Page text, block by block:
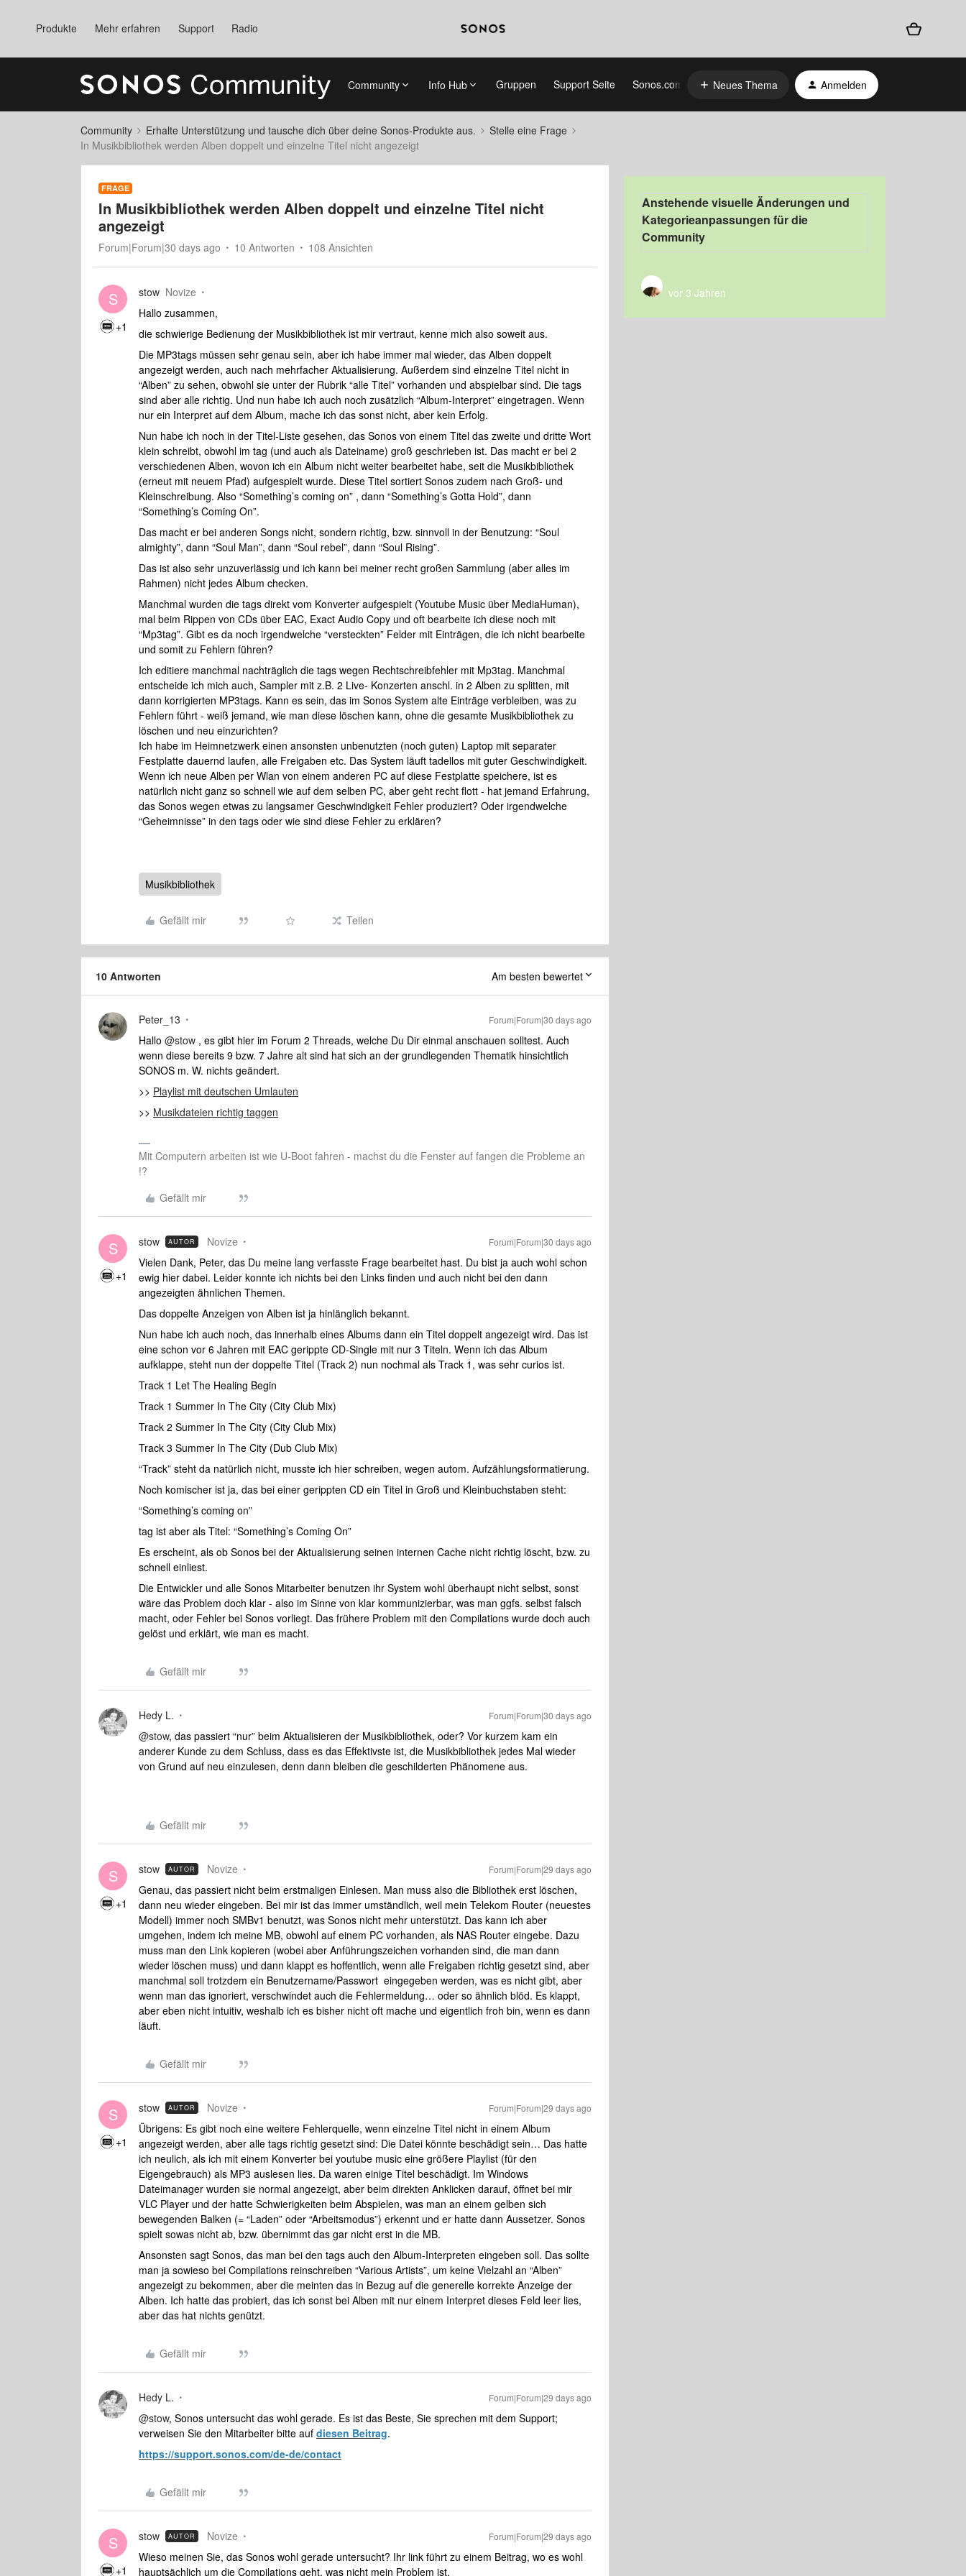
Produkte Mehr erfahren Support Radio
Community Info Hub Gruppen Support Seite Sonos.com Neues Thema Anmelden
Community Erhalte Unterstützung und tausche dich über deine Sonos-Produkte aus.
Stelle eine Frage
In Musikbibliothek werden Alben doppelt und einzelne Titel nicht angezeigt
FRAGE
In Musikbibliothek werden Alben doppelt und einzelne Titel nicht
angezeigt
Forum|Forum|30 days ago 10 Antworten 108 Ansichten
S
+1
stow Novize
Hallo zusammen,
die schwierige Bedienung der Musikbibliothek ist mir vertraut, kenne mich also soweit aus.
Die MP3tags müssen sehr genau sein, aber ich habe immer mal wieder, das Alben doppelt
angezeigt werden, auch nach mehrfacher Aktualisierung. Außerdem sind einzelne Titel nicht in
“Alben” zu sehen, obwohl sie unter der Rubrik “alle Titel” vorhanden und abspielbar sind. Die tags
sind aber alle richtig. Und nun habe ich auch noch zusätzlich “Album-Interpret” eingetragen. Wenn
nur ein Interpret auf dem Album, mache ich das sonst nicht, aber kein Erfolg.
Nun habe ich noch in der Titel-Liste gesehen, das Sonos von einem Titel das zweite und dritte Wort
klein schreibt, obwohl im tag (und auch als Dateiname) groß geschrieben ist. Das macht er bei 2
verschiedenen Alben, wovon ich ein Album nicht weiter bearbeitet habe, seit die Musikbibliothek
(erneut mit neuem Pfad) aufgespielt wurde. Diese Titel sortiert Sonos zudem nach Groß- und
Kleinschreibung. Also “Something’s coming on” , dann “Something’s Gotta Hold”, dann
“Something’s Coming On”.
Das macht er bei anderen Songs nicht, sondern richtig, bzw. sinnvoll in der Benutzung: “Soul
almighty”, dann “Soul Man”, dann “Soul rebel”, dann “Soul Rising”.
Das ist also sehr unzuverlässig und ich kann bei meiner recht großen Sammlung (aber alles im
Rahmen) nicht jedes Album checken.
Manchmal wurden die tags direkt vom Konverter aufgespielt (Youtube Music über MediaHuman),
mal beim Rippen von CDs über EAC, Exact Audio Copy und oft bearbeite ich diese noch mit
“Mp3tag”. Gibt es da noch irgendwelche “versteckten” Felder mit Einträgen, die ich nicht bearbeite
und somit zu Fehlern führen?
Ich editiere manchmal nachträglich die tags wegen Rechtschreibfehler mit Mp3tag. Manchmal
entscheide ich mich auch, Sampler mit z.B. 2 Live- Konzerten anschl. in 2 Alben zu splitten, mit
dann korrigierten MP3tags. Kann es sein, das im Sonos System alte Einträge verbleiben, was zu
Fehlern führt - weiß jemand, wie man diese löschen kann, ohne die gesamte Musikbibliothek zu
löschen und neu einzurichten?
Ich habe im Heimnetzwerk einen ansonsten unbenutzten (noch guten) Laptop mit separater
Festplatte dauernd laufen, alle Freigaben etc. Das System läuft tadellos mit guter Geschwindigkeit.
Wenn ich neue Alben per Wlan von einem anderen PC auf diese Festplatte speichere, ist es
natürlich nicht ganz so schnell wie auf dem selben PC, aber geht recht flott - hat jemand Erfahrung,
das Sonos wegen etwas zu langsamer Geschwindigkeit Fehler produziert? Oder irgendwelche
“Geheimnisse” in den tags oder wie sind diese Fehler zu erklären?
Musikbibliothek
Gefällt mir Teilen
10 Antworten Am besten bewertet
Peter_13 Forum|Forum|30 days ago
Hallo ​ @stow , es gibt hier im Forum 2 Threads, welche Du Dir einmal anschauen solltest. Auch
wenn diese bereits 9 bzw. 7 Jahre alt sind hat sich an der grundlegenden Thematik hinsichtlich
SONOS m. W. nichts geändert.
>> Playlist mit deutschen Umlauten
>> Musikdateien richtig taggen
Mit Computern arbeiten ist wie U-Boot fahren - machst du die Fenster auf fangen die Probleme an
!?
Gefällt mir
S
+1
stow AUTOR Novize Forum|Forum|30 days ago
Vielen Dank, Peter, das Du meine lang verfasste Frage bearbeitet hast. Du bist ja auch wohl schon
ewig hier dabei. Leider konnte ich nichts bei den Links finden und auch nicht bei den dann
angezeigten ähnlichen Themen.
Das doppelte Anzeigen von Alben ist ja hinlänglich bekannt.
Nun habe ich auch noch, das innerhalb eines Albums dann ein Titel doppelt angezeigt wird. Das ist
eine schon vor 6 Jahren mit EAC gerippte CD-Single mit nur 3 Titeln. Wenn ich das Album
aufklappe, steht nun der doppelte Titel (Track 2) nun nochmal als Track 1, was sehr curios ist.
Track 1 Let The Healing Begin
Track 1 Summer In The City (City Club Mix)
Track 2 Summer In The City (City Club Mix)
Track 3 Summer In The City (Dub Club Mix)
“Track” steht da natürlich nicht, musste ich hier schreiben, wegen autom. Aufzählungsformatierung.
Noch komischer ist ja, das bei einer gerippten CD ein Titel in Groß und Kleinbuchstaben steht:
“Something’s coming on”
tag ist aber als Titel: “Something’s Coming On”
Es erscheint, als ob Sonos bei der Aktualisierung seinen internen Cache nicht richtig löscht, bzw. zu
schnell einliest.
Die Entwickler und alle Sonos Mitarbeiter benutzen ihr System wohl überhaupt nicht selbst, sonst
wäre das Problem doch klar - also im Sinne von klar kommunizierbar, was man ggfs. selbst falsch
macht, oder Fehler bei Sonos vorliegt. Das frühere Problem mit den Compilations wurde doch auch
gelöst und erklärt, wie man es macht.
Gefällt mir
Hedy L. Forum|Forum|30 days ago
@stow, das passiert “nur” beim Aktualisieren der Musikbibliothek, oder? Vor kurzem kam ein
anderer Kunde zu dem Schluss, dass es das Effektivste ist, die Musikbibliothek jedes Mal wieder
von Grund auf neu einzulesen, denn dann bleiben die geschilderten Phänomene aus.
Gefällt mir
S
+1
stow AUTOR Novize Forum|Forum|29 days ago
Genau, das passiert nicht beim erstmaligen Einlesen. Man muss also die Bibliothek erst löschen,
dann neu wieder eingeben. Bei mir ist das immer umständlich, weil mein Telekom Router (neuestes
Modell) immer noch SMBv1 benutzt, was Sonos nicht mehr unterstützt. Das kann ich aber
umgehen, indem ich meine MB, obwohl auf einem PC vorhanden, als NAS Router eingebe. Dazu
muss man den Link kopieren (wobei aber Anführungszeichen vorhanden sind, die man dann
wieder löschen muss) und dann klappt es hoffentlich, wenn alle Freigaben richtig gesetzt sind, aber
manchmal soll trotzdem ein Benutzername/Passwort eingegeben werden, was es nicht gibt, aber
wenn man das ignoriert, verschwindet auch die Fehlermeldung… oder so ähnlich blöd. Es klappt,
aber eben nicht intuitiv, weshalb ich es bisher nicht oft mache und eigentlich froh bin, wenn es dann
läuft.
Gefällt mir
S
+1
stow AUTOR Novize Forum|Forum|29 days ago
Übrigens: Es gibt noch eine weitere Fehlerquelle, wenn einzelne Titel nicht in einem Album
angezeigt werden, aber alle tags richtig gesetzt sind: Die Datei könnte beschädigt sein… Das hatte
ich neulich, als ich mit einem Konverter bei youtube music eine größere Playlist (für den
Eigengebrauch) als MP3 auslesen lies. Da waren einige Titel beschädigt. Im Windows
Dateimanager wurden sie normal angezeigt, aber beim direkten Anklicken darauf, öffnet bei mir
VLC Player und der hatte Schwierigkeiten beim Abspielen, was man an einem gelben sich
bewegenden Balken (= “Laden” oder “Arbeitsmodus”) erkennt und er hatte dann Aussetzer. Sonos
spielt sowas nicht ab, bzw. übernimmt das gar nicht erst in die MB.
Ansonsten sagt Sonos, das man bei den tags auch den Album-Interpreten eingeben soll. Das sollte
man ja sowieso bei Compilations reinschreiben “Various Artists”, um keine Vielzahl an “Alben”
angezeigt zu bekommen, aber die meinten das in Bezug auf die generelle korrekte Anzeige der
Alben. Ich hatte das probiert, das ich sonst bei Alben mit nur einem Interpret dieses Feld leer lies,
aber das hat nichts genützt.
Gefällt mir
Hedy L. Forum|Forum|29 days ago
@stow, Sonos untersucht das wohl gerade. Es ist das Beste, Sie sprechen mit dem Support;
verweisen Sie den Mitarbeiter bitte auf diesen Beitrag.
https://support.sonos.com/de-de/contact
Gefällt mir
S
+1
stow AUTOR Novize Forum|Forum|29 days ago
Wieso meinen Sie, das Sonos wohl gerade untersucht? Ihr link führt zu einem Beitrag, wo es wohl
hauptsächlich um die Compilations geht, was nicht mein Problem ist.
Anstehende visuelle Änderungen und
Kategorieanpassungen für die
Community
vor 3 Jahren